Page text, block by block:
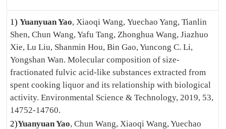
1)Yuanyuan Yao, Xiaoqi Wang, Yuechao Yang, Tianlin
Shen, Chun Wang, Yafu Tang, Zhonghua Wang, Jiazhuo
Xie, Lu Liu, Shanmin Hou, Bin Gao, Yuncong C. Li,
Yongshan Wan. Molecular composition of size-
fractionated fulvic acid-like substances extracted from
spent cooking liquor and its relationship with biological
activity. Environmental Science & Technology, 2019, 53,
14752-14760.
2)Yuanyuan Yao, Chun Wang, Xiaoqi Wang, Yuechao